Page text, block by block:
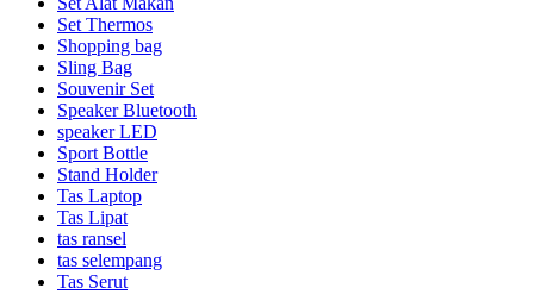
Set Thermos
Shopping bag
Sling Bag
Souvenir Set
Speaker Bluetooth
speaker LED
Sport Bottle
Stand Holder
Tas Laptop
Tas Lipat
tas ransel
tas selempang
Tas Serut